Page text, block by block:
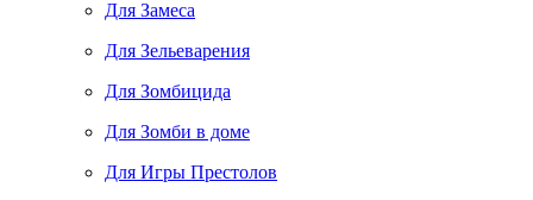
Для Замеса
Для Зельеварения
Для Зомбицида
Для Зомби в доме
Для Игры Престолов